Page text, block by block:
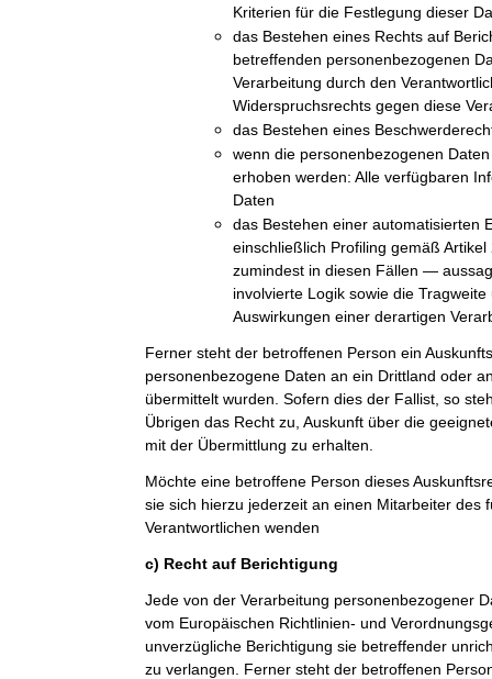
Kriterien für die Festlegung dieser
das Bestehen eines Rechts auf
betreffenden personenbezogenen
Verarbeitung durch den
Widerspruchsrechts gegen diese
das Bestehen eines
wenn die personenbezogenen
erhoben werden: Alle verfügbaren
Daten
das Bestehen einer automatisierten
einschließlich Profiling gemäß
zumindest in diesen Fällen —
involvierte Logik sowie die
Auswirkungen einer derartigen
Ferner steht der betroffenen Person ein
personenbezogene Daten an ein Drittland oder
übermittelt wurden. Sofern dies der Fallist, so
Übrigen das Recht zu, Auskunft über die
mit der Übermittlung zu erhalten.
Möchte eine betroffene Person dieses
sie sich hierzu jederzeit an einen Mitarbeiter des
Verantwortlichen wenden
c) Recht auf Berichtigung
Jede von der Verarbeitung personenbezogener
vom Europäischen Richtlinien- und
unverzügliche Berichtigung sie betreffender
zu verlangen. Ferner steht der betroffenen